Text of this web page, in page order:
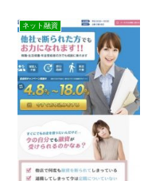
ネット融資